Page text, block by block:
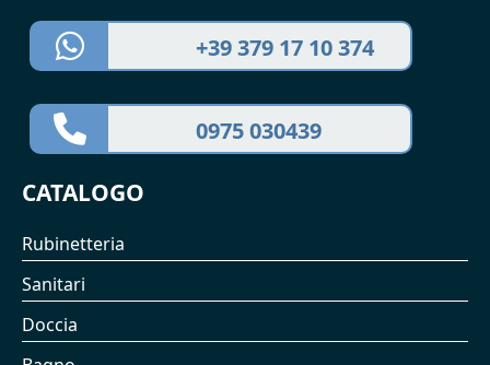
+39 379 17 10 374
0975 030439
CATALOGO
Rubinetteria
Sanitari
Doccia